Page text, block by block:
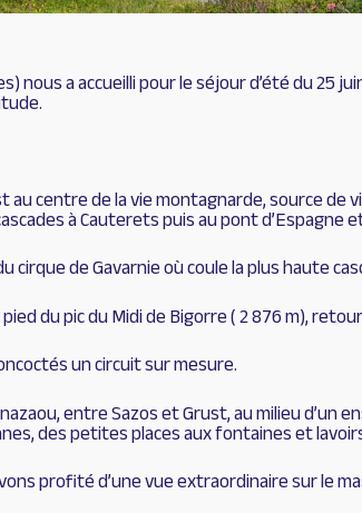
nous a accueilli pour le séjour d’été du 25
au centre de la vie montagnarde, source
à Cauterets puis au pont d’Espagne
de Gavarnie où coule la plus haute
du pic du Midi de Bigorre ( 2 876 m),
un circuit sur mesure.
entre Sazos et Grust, au milieu d’un
des petites places aux fontaines et
profité d’une vue extraordinaire sur le